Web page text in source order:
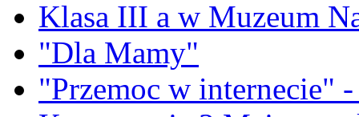
Klasa III a w Muzeum
"Dla Mamy"
"Przemoc w internecie"